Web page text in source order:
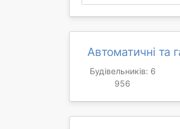
Автоматичні та
Будівельників: 6
956